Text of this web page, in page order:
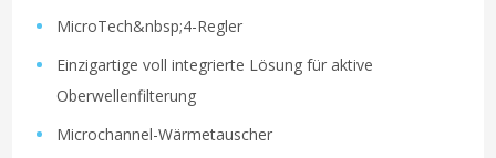
MicroTech&nbsp;4-Regler
Einzigartige voll integrierte Lösung für aktive
Oberwellenfilterung
Microchannel-Wärmetauscher